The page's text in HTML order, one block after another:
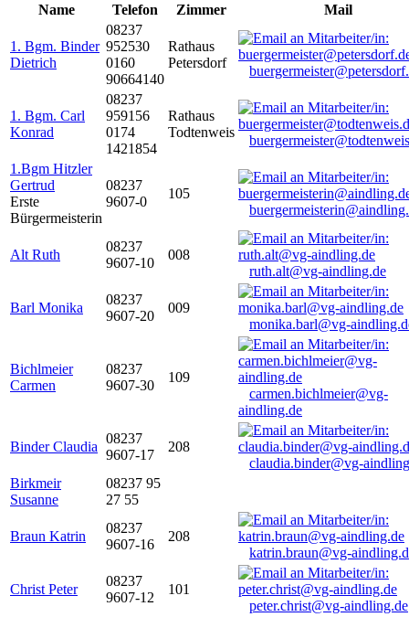
Name
Telefon Zimmer Mail
1. Bgm. Binder
Dietrich
08237
952530
0160
90664140
Rathaus
Petersdorf
1. Bgm. Carl
Konrad
08237
959156
0174
1421854
Rathaus
Todtenweis
1.Bgm Hitzler
Gertrud
Erste
Bürgermeisterin
08237
9607-0
105
Alt Ruth
08237
9607-10
008
ruth.alt@vg-aindling.de
Barl Monika
08237
9607-20
009
monika.barl@vg-
Bichlmeier
Carmen
08237
9607-30
109
carmen.bichlmeier@vg-
aindling.de
Binder Claudia
08237
9607-17
208
claudia.binder@vg-
Birkmeir
Susanne
08237 95
27 55
Braun Katrin
08237
9607-16
208
katrin.braun@vg-
Christ Peter
08237
9607-12
101
peter.christ@vg-aindling.de